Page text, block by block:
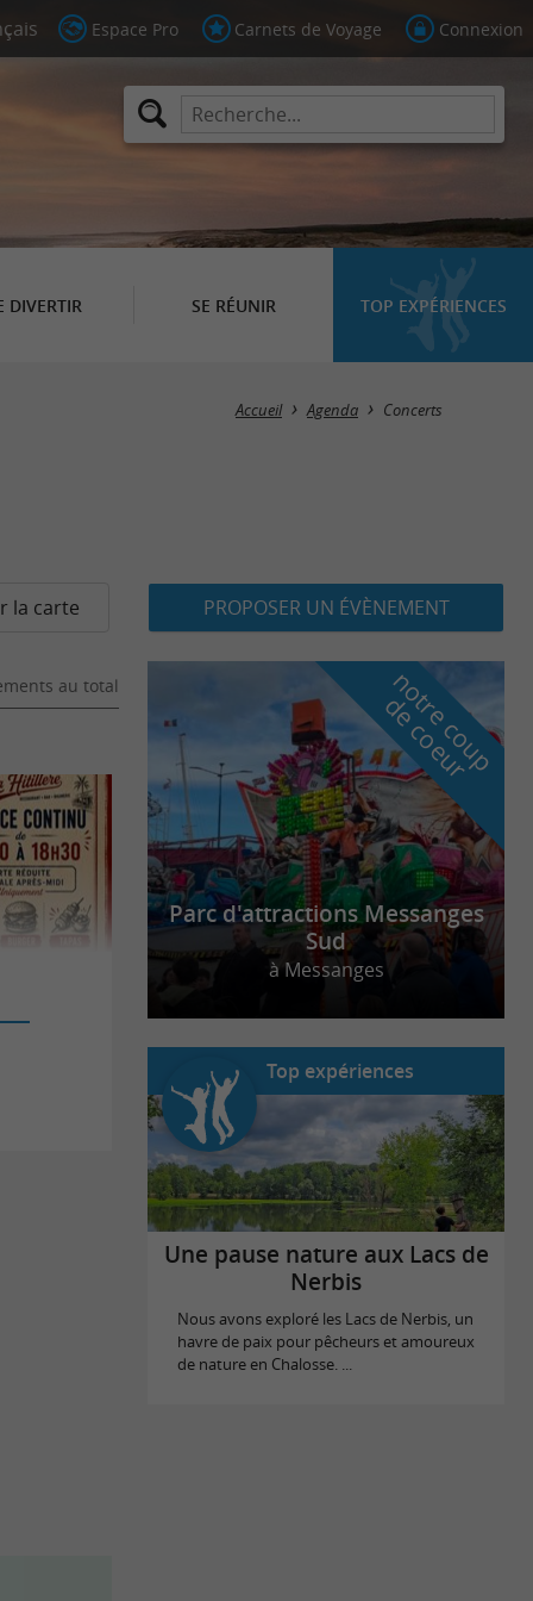
Espace Pro Carnets de Voyage Connexion
DIVERTIR SE RÉUNIR TOP EXPÉRIENCES
Masquer la carte
Accueil Agenda Concerts
la carte
au total
PROPOSER UN ÉVÈNEMENT
n
o
t
r
e
c
o
u
p
d
e
c
o
e
u
r
Parc d'attractions Messanges
Sud
à Messanges
Top expériences
Une pause nature aux Lacs de
Nerbis
Nous avons exploré les Lacs de Nerbis, un
havre de paix pour pêcheurs et amoureux
de nature en Chalosse. ...